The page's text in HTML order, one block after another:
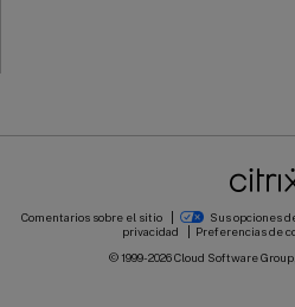
Comentarios sobre el sitio Sus opciones
privacidad
Preferencias de
© 1999-2026Cloud Software